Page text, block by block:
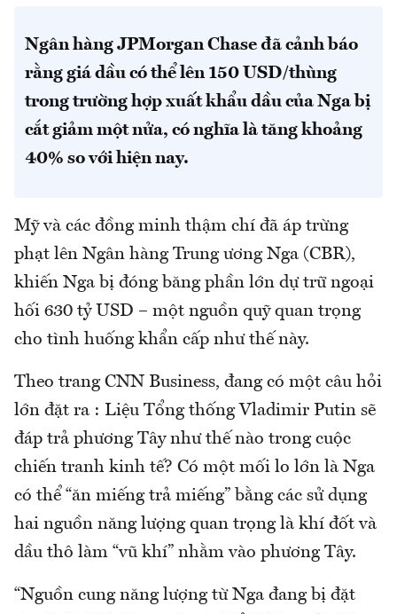
Ngân hàng JPMorgan Chase đã cảnh báo
rằng giá dầu có thể lên 150 USD/thùng
trong trường hợp xuất khẩu dầu của Nga bị
cắt giảm một nửa, có nghĩa là tăng khoảng
40% so với hiện nay.
Mỹ và các đồng minh thậm chí đã áp trừng
phạt lên Ngân hàng Trung ương Nga (CBR),
khiến Nga bị đóng băng phần lớn dự trữ ngoại
hối 630 tỷ USD – một nguồn quỹ quan trọng
cho tình huống khẩn cấp như thế này.
Theo trang CNN Business, đang có một câu hỏi
lớn đặt ra : Liệu Tổng thống Vladimir Putin sẽ
đáp trả phương Tây như thế nào trong cuộc
chiến tranh kinh tế? Có một mối lo lớn là Nga
có thể “ăn miếng trả miếng” bằng các sử dụng
hai nguồn năng lượng quan trọng là khí đốt và
dầu thô làm “vũ khí” nhằm vào phương Tây.
“Nguồn cung năng lượng từ Nga đang bị đặt